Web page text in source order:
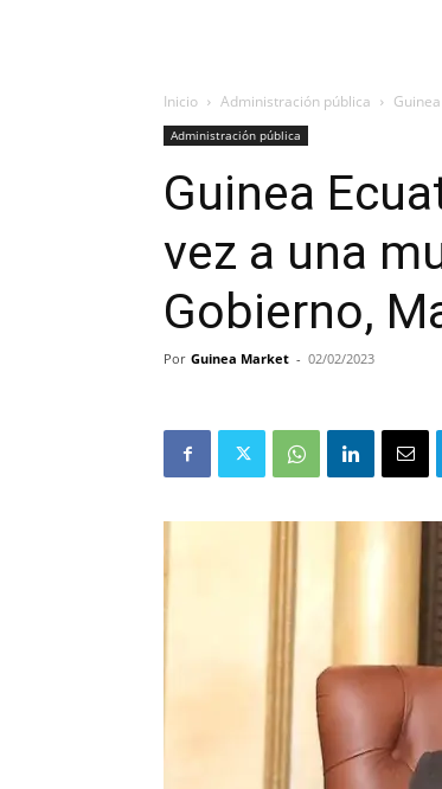
Inicio Administración pública
Administración pública
Guinea
vez a una
Gobierno,
Por Guinea Market - 02/02/2023